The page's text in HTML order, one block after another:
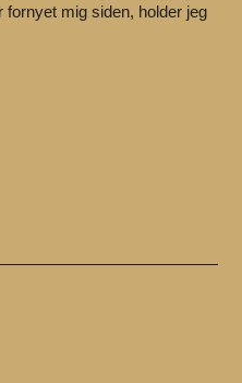
fornyet mig siden, holder jeg